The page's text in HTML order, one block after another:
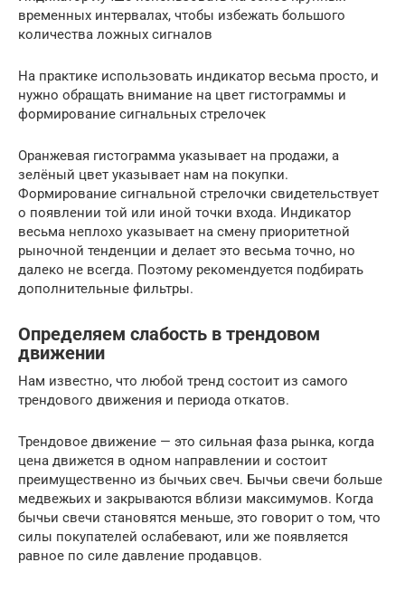
временных интервалах, чтобы избежать большого
количества ложных сигналов
На практике использовать индикатор весьма просто, и
нужно обращать внимание на цвет гистограммы и
формирование сигнальных стрелочек
Оранжевая гистограмма указывает на продажи, а
зелёный цвет указывает нам на покупки.
Формирование сигнальной стрелочки свидетельствует
о появлении той или иной точки входа. Индикатор
весьма неплохо указывает на смену приоритетной
рыночной тенденции и делает это весьма точно, но
далеко не всегда. Поэтому рекомендуется подбирать
дополнительные фильтры.
Определяем слабость в трендовом
движении
Нам известно, что любой тренд состоит из самого
трендового движения и периода откатов.
Трендовое движение — это сильная фаза рынка, когда
цена движется в одном направлении и состоит
преимущественно из бычьих свеч. Бычьи свечи больше
медвежьих и закрываются вблизи максимумов. Когда
бычьи свечи становятся меньше, это говорит о том, что
силы покупателей ослабевают, или же появляется
равное по силе давление продавцов.